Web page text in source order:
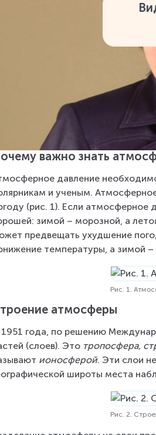
важно знать
давление
и ученым.
(рис. 1). Если атмосферное
зимой – морозной, а
предвещать ухудшение
температуры, а зимой –
Рис. 1.
атмосферы
года, по решению
(слоев). Это тропосфера,
ионосферой. Эти слои
широты места
Рис. 2.